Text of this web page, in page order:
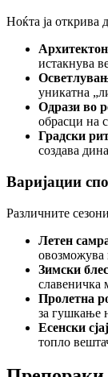
Ноќта ја открива
истакнува
уникатна
Одрази во
обрасци на
Градски
создава
Варијации
Различните
Летен
овозможува
Зимски
славеничка
Пролетна
за гушкање
Есенски сјај
топло